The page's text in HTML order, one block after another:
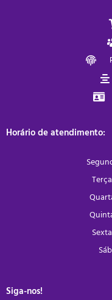
Horário de atendimento:
Siga-nos!